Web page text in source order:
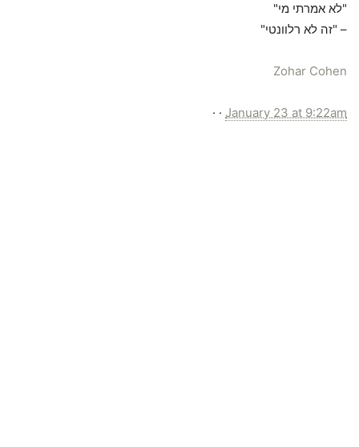
"לא אמרתי מי"
– "זה לא רלוונטי"
Zohar Cohen
January 23 at 9:22am
·
·